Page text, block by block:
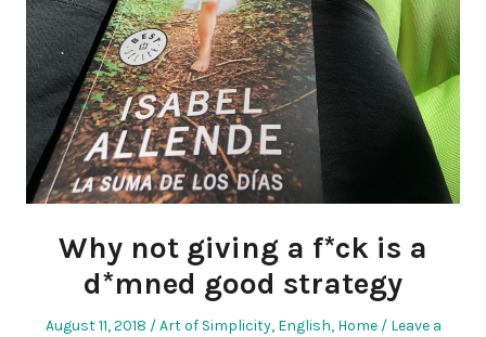
Why not giving a f*ck is a
d*mned good strategy
Posted
August 11, 2018
Posted
Art of Simplicity, English, Home
Leave a